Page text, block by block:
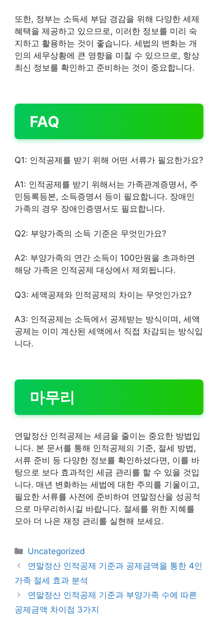
또한, 정부는 소득세 부담 경감을 위해 다양한 세제
혜택을 제공하고 있으므로, 이러한 정보를 미리 숙
지하고 활용하는 것이 좋습니다. 세법의 변화는 개
인의 세무상황에 큰 영향을 미칠 수 있으므로, 항상
최신 정보를 확인하고 준비하는 것이 중요합니다.
FAQ
Q1: 인적공제를 받기 위해 어떤 서류가 필요한가요?
A1: 인적공제를 받기 위해서는 가족관계증명서, 주
민등록등본, 소득증명서 등이 필요합니다. 장애인
가족의 경우 장애인증명서도 필요합니다.
Q2: 부양가족의 소득 기준은 무엇인가요?
A2: 부양가족의 연간 소득이 100만원을 초과하면
해당 가족은 인적공제 대상에서 제외됩니다.
Q3: 세액공제와 인적공제의 차이는 무엇인가요?
A3: 인적공제는 소득에서 공제받는 방식이며, 세액
공제는 이미 계산된 세액에서 직접 차감되는 방식입
니다.
마무리
연말정산 인적공제는 세금을 줄이는 중요한 방법입
니다. 본 문서를 통해 인적공제의 기준, 절세 방법,
서류 준비 등 다양한 정보를 확인하셨다면, 이를 바
탕으로 보다 효과적인 세금 관리를 할 수 있을 것입
니다. 매년 변화하는 세법에 대한 주의를 기울이고,
필요한 서류를 사전에 준비하여 연말정산을 성공적
으로 마무리하시길 바랍니다. 절세를 위한 지혜를
모아 더 나은 재정 관리를 실현해 보세요.
카
테
리
Uncategorized
연말정산 인적공제 기준과 공제금액을 통한 4인
가족 절세 효과 분석
연말정산 인적공제 기준과 부양가족 수에 따른
공제금액 차이점 3가지